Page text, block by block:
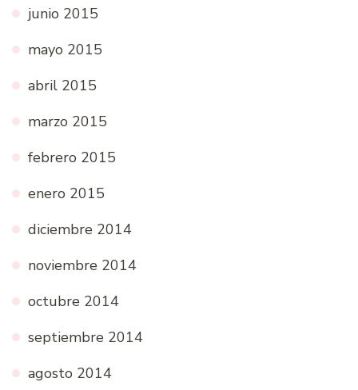
junio 2015
mayo 2015
abril 2015
marzo 2015
febrero 2015
enero 2015
diciembre 2014
noviembre 2014
octubre 2014
septiembre 2014
agosto 2014